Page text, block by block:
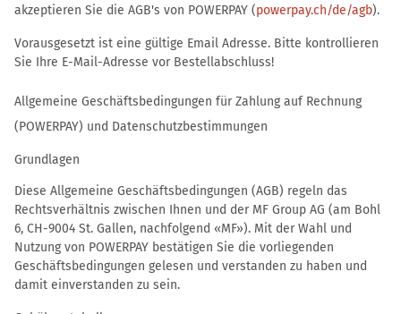
akzeptieren Sie die AGB's von POWERPAY (powerpay.ch/de/agb).
Vorausgesetzt ist eine gültige Email Adresse. Bitte kontrollieren
Sie Ihre E-Mail-Adresse vor Bestellabschluss!
Allgemeine Geschäftsbedingungen für Zahlung auf Rechnung
(POWERPAY) und Datenschutzbestimmungen
Grundlagen
Diese Allgemeine Geschäftsbedingungen (AGB) regeln das
Rechtsverhältnis zwischen Ihnen und der MF Group AG (am Bohl
6, CH-9004 St. Gallen, nachfolgend «MF»). Mit der Wahl und
Nutzung von POWERPAY bestätigen Sie die vorliegenden
Geschäftsbedingungen gelesen und verstanden zu haben und
damit einverstanden zu sein.